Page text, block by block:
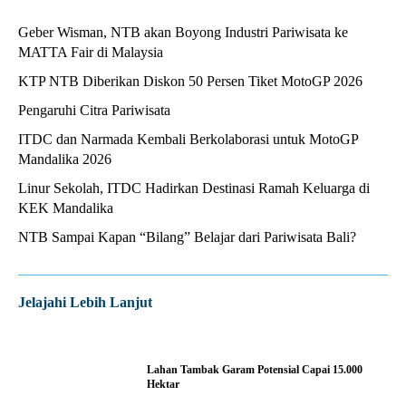
Geber Wisman, NTB akan Boyong Industri Pariwisata ke
MATTA Fair di Malaysia
KTP NTB Diberikan Diskon 50 Persen Tiket MotoGP 2026
Pengaruhi Citra Pariwisata
ITDC dan Narmada Kembali Berkolaborasi untuk MotoGP
Mandalika 2026
Linur Sekolah, ITDC Hadirkan Destinasi Ramah Keluarga di
KEK Mandalika
NTB Sampai Kapan “Bilang” Belajar dari Pariwisata Bali?
Jelajahi Lebih Lanjut
Lahan Tambak Garam Potensial Capai 15.000
Hektar